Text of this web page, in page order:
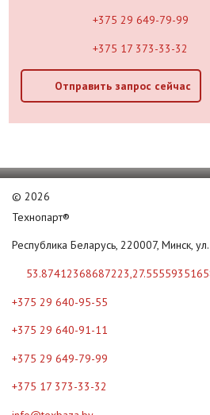
+375 29 649-79-99
+375 17 373-33-32
Отправить запрос сейчас
© 2026
Технопарт®
Республика Беларусь, 220007, Минск,
+375 29 640-95-55
+375 29 640-91-11
+375 29 649-79-99
+375 17 373-33-32